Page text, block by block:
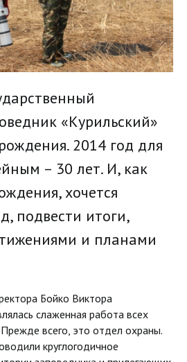
«Курильский»
2014 год для
– 30 лет. И, как
хочется
подвести итоги,
и планами
Бойко Виктора
слаженная работа всех
всего, это отдел охраны.
круглогодичное